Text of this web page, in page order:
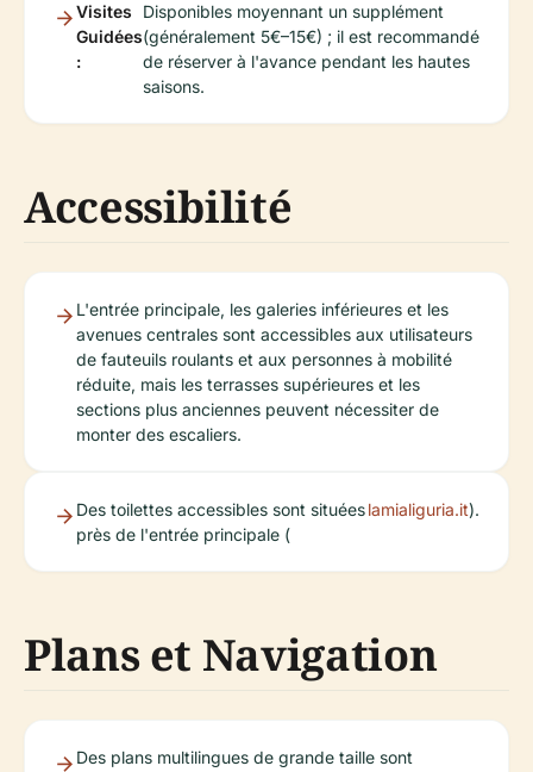
Visites
Guidées
:
Disponibles moyennant un supplément
(généralement 5€–15€) ; il est recommandé
de réserver à l'avance pendant les hautes
saisons.
Accessibilité
L'entrée principale, les galeries inférieures et les
avenues centrales sont accessibles aux utilisateurs
de fauteuils roulants et aux personnes à mobilité
réduite, mais les terrasses supérieures et les
sections plus anciennes peuvent nécessiter de
monter des escaliers.
Des toilettes accessibles sont situées
près de l'entrée principale (
lamialiguria.it).
Plans et Navigation
Des plans multilingues de grande taille sont